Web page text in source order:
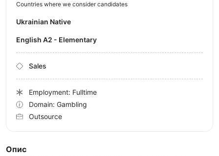
Опис
Countries where we consider candidates
Ukrainian Native
English A2 - Elementary
Sales
Employment: Fulltime
Domain: Gambling
Outsource